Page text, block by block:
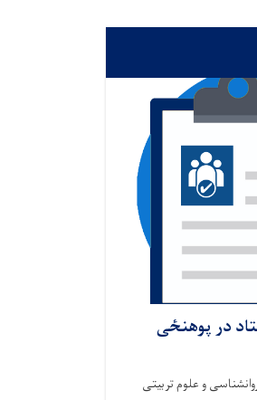
استاد در پوهنځی
و علوم تربیتی